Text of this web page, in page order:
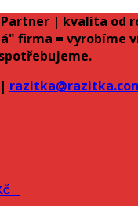
| kvalita od
firma = vyrobíme
|